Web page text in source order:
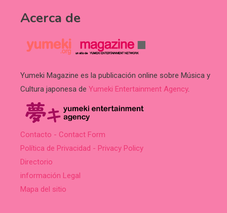
Acerca de
Yumeki Magazine es la publicación online sobre Música y
Cultura japonesa de Yumeki Entertainment Agency.
Contacto - Contact Form
Política de Privacidad - Privacy Policy
Directorio
información Legal
Mapa del sitio